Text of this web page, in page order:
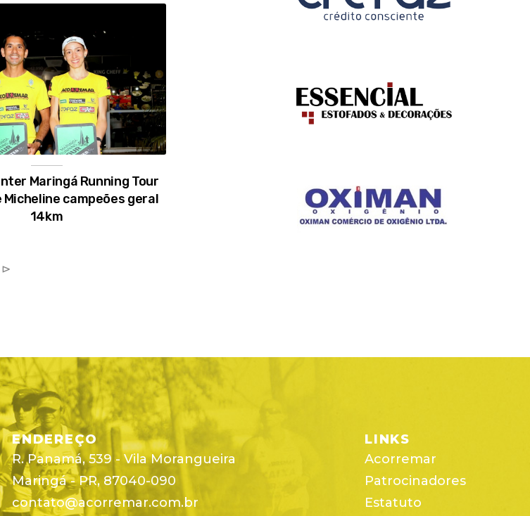
Maringá Running Tour
Micheline campeões geral
14km
⊳
ENDEREÇO
R. Panamá, 539 - Vila Morangueira
Maringá - PR, 87040-090
contato@acorremar.com.br
LINKS
Acorremar
Patrocinadores
Estatuto